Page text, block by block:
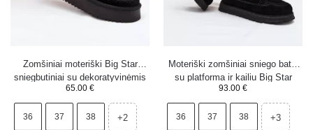
Zomšiniai moteriški Big Star
sniegbutiniai su dekoratyvinėmis
siūlėmis SS274372 juodi
65.00 €
36 37 38 +2
Moteriški zomšiniai sniego batai
su platforma ir kailiu Big Star
SS274369 juodi
93.00 €
36 37 38 +3